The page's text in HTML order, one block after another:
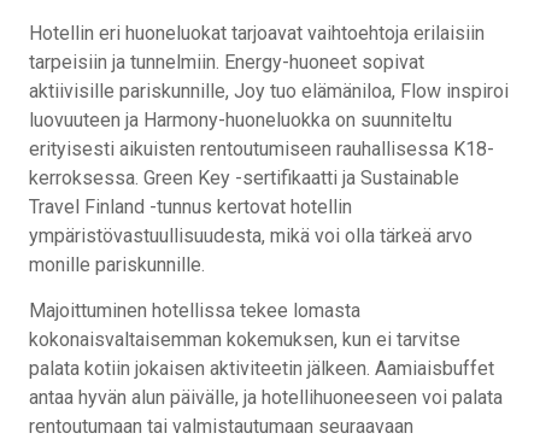
Hotellin eri huoneluokat tarjoavat vaihtoehtoja erilaisiin
tarpeisiin ja tunnelmiin. Energy-huoneet sopivat
aktiivisille pariskunnille, Joy tuo elämäniloa, Flow inspiroi
luovuuteen ja Harmony-huoneluokka on suunniteltu
erityisesti aikuisten rentoutumiseen rauhallisessa K18-
kerroksessa. Green Key -sertifikaatti ja Sustainable
Travel Finland -tunnus kertovat hotellin
ympäristövastuullisuudesta, mikä voi olla tärkeä arvo
monille pariskunnille.
Majoittuminen hotellissa tekee lomasta
kokonaisvaltaisemman kokemuksen, kun ei tarvitse
palata kotiin jokaisen aktiviteetin jälkeen. Aamiaisbuffet
antaa hyvän alun päivälle, ja hotellihuoneeseen voi palata
rentoutumaan tai valmistautumaan seuraavaan